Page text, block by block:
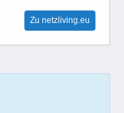
Zu netzliving.eu